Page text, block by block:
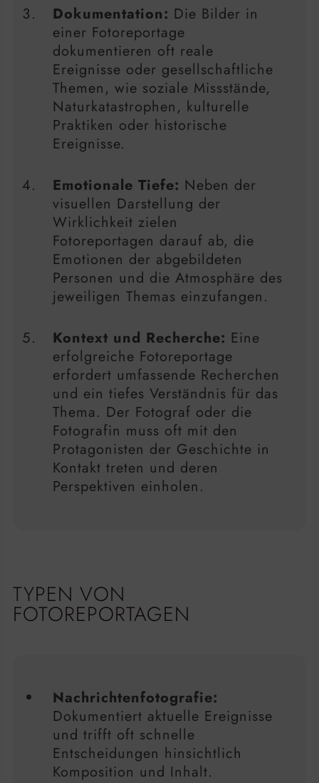
Dokumentation: Die Bilder in
einer Fotoreportage
dokumentieren oft reale
Ereignisse oder gesellschaftliche
Themen, wie soziale Missstände,
Naturkatastrophen, kulturelle
Praktiken oder historische
Ereignisse.
Emotionale Tiefe: Neben der
visuellen Darstellung der
Wirklichkeit zielen
Fotoreportagen darauf ab, die
Emotionen der abgebildeten
Personen und die Atmosphäre des
jeweiligen Themas einzufangen.
Kontext und Recherche: Eine
erfolgreiche Fotoreportage
erfordert umfassende Recherchen
und ein tiefes Verständnis für das
Thema. Der Fotograf oder die
Fotografin muss oft mit den
Protagonisten der Geschichte in
Kontakt treten und deren
Perspektiven einholen.
TYPEN VON
FOTOREPORTAGEN
Nachrichtenfotografie:
Dokumentiert aktuelle Ereignisse
und trifft oft schnelle
Entscheidungen hinsichtlich
Komposition und Inhalt.